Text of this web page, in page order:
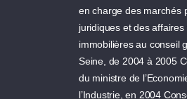
en charge des marchés
juridiques et des
immobilières au conseil
Seine, de 2004 à 2005
du ministre de
l’Industrie, en 2004